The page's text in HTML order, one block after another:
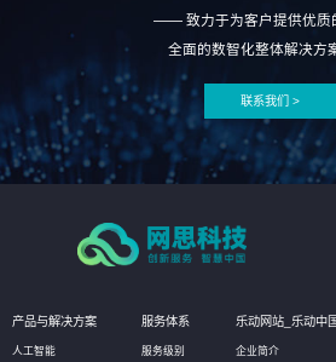
—— 致力于为客户提供优质
全面的数智化整体解决
联系我们 >
产品与解决方案
人工智能
服务体系
服务级别
乐动网站_乐动中
企业简介